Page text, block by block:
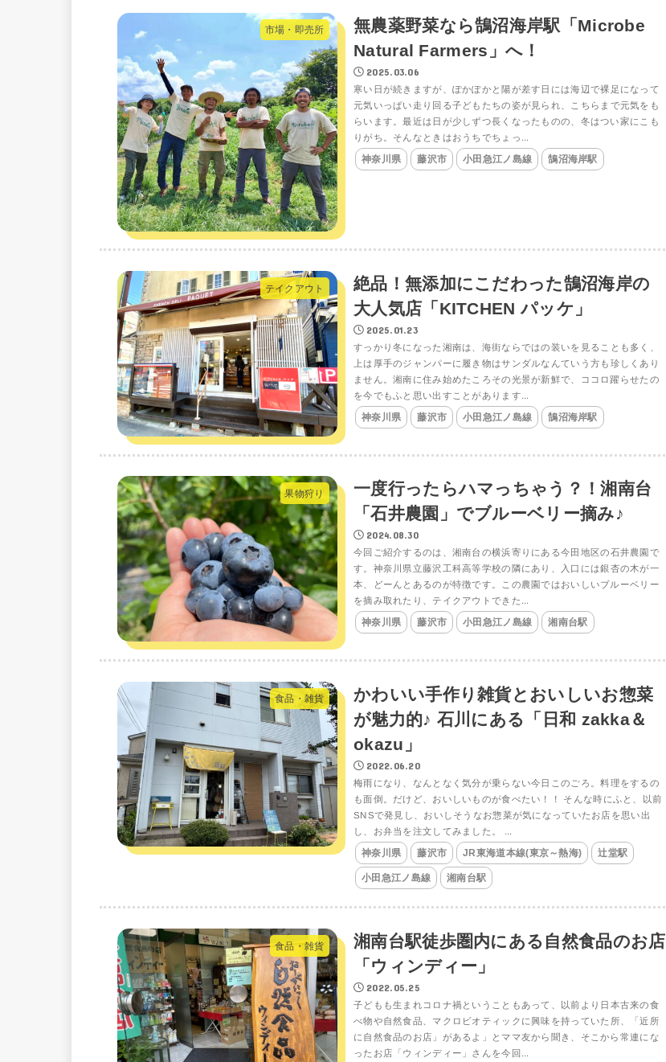
市場・即売所
無農薬野菜なら鵠沼海岸駅「Microbe
Natural Farmers」へ！
2025.03.06
寒い日が続きますが、ぽかぽかと陽が差す日には海辺で裸足になって
元気いっぱい走り回る子どもたちの姿が見られ、こちらまで元気をも
らいます。最近は日が少しずつ長くなったものの、冬はつい家にこも
りがち。そんなときはおうちでちょっ...
神奈川県 藤沢市 小田急江ノ島線 鵠沼海岸駅
テイクアウト
絶品！無添加にこだわった鵠沼海岸の
大人気店「KITCHEN パッケ」
2025.01.23
すっかり冬になった湘南は、海街ならではの装いを見ることも多く、
上は厚手のジャンパーに履き物はサンダルなんていう方も珍しくあり
ません。湘南に住み始めたころその光景が新鮮で、ココロ躍らせたの
を今でもふと思い出すことがあります...
神奈川県 藤沢市 小田急江ノ島線 鵠沼海岸駅
果物狩り
一度行ったらハマっちゃう？！湘南台
「石井農園」でブルーベリー摘み♪
2024.08.30
今回ご紹介するのは、湘南台の横浜寄りにある今田地区の石井農園で
す。神奈川県立藤沢工科高等学校の隣にあり、入口には銀杏の木が一
本、どーんとあるのが特徴です。この農園ではおいしいブルーベリー
を摘み取れたり、テイクアウトできた...
神奈川県 藤沢市 小田急江ノ島線 湘南台駅
食品・雑貨
かわいい手作り雑貨とおいしいお惣菜
が魅力的♪ 石川にある「日和 zakka＆
okazu」
2022.06.20
梅雨になり、なんとなく気分が乗らない今日このごろ。料理をするの
も面倒。だけど、おいしいものが食べたい！！ そんな時にふと、以前
SNSで発見し、おいしそうなお惣菜が気になっていたお店を思い出
し、お弁当を注文してみました。 ...
神奈川県 藤沢市 JR東海道本線(東京～熱海) 辻堂駅
小田急江ノ島線 湘南台駅
食品・雑貨
湘南台駅徒歩圏内にある自然食品のお店
「ウィンディー」
2022.05.25
子どもも生まれコロナ禍ということもあって、以前より日本古来の食
べ物や自然食品、マクロビオティックに興味を持っていた所、「近所
に自然食品のお店」があるよ」とママ友から聞き、そこから常連にな
ったお店「ウィンディー」さんを今回...